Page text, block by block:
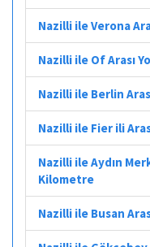
Nazilli ile Verona
Nazilli ile Of Arası
Nazilli ile Berlin
Nazilli ile Fier ili
Nazilli ile Aydın
Kilometre
Nazilli ile Busan